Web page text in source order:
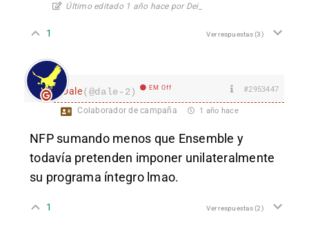
Último editado 1 año hace por Dei_
1 Ver respuestas(3)
Dale(@dale-2) EM Off #2953447
Colaborador de campaña 1 año hace
NFP sumando menos que Ensemble y
todavía pretenden imponer unilateralmente
su programa íntegro lmao.
1 Ver respuestas(2)